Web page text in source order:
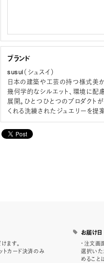
ブランド
susui（シュスイ）
日本の建築や工芸の持つ様式美
幾何学的なシルエット、環境に配
展開。ひとつひとつのプロダクト
くれる洗練されたジュエリーを提案
ます。
トカード決済のみ
お届け日
・注文
選択いた
めること